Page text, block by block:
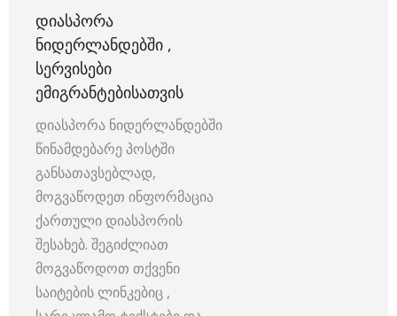
ᲓᲘᲐᲡᲞᲝᲠᲐ
ᲜᲘᲓᲔᲠᲚᲐᲜᲓᲔᲑᲨᲘ ,
ᲡᲔᲠᲕᲘᲡᲔᲑᲘ
ᲔᲛᲘᲒᲠᲐᲜᲢᲔᲑᲘᲡᲐᲗᲕᲘᲡ
დიასპორა ნიდერლანდებში
წინამდებარე პოსტში
განსათავსებლად,
მოგვაწოდეთ ინფორმაცია
ქართული დიასპორის
შესახებ. შეგიძლიათ
მოგვაწოდოთ თქვენი
საიტების ლინკებიც ,